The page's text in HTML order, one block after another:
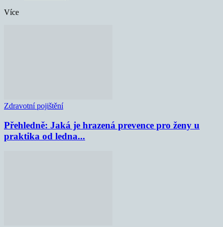
Více
Zdravotní pojištění
Přehledně: Jaká je hrazená prevence pro ženy u
praktika od ledna...